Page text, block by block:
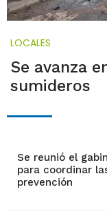
LOCALES
Se avanza
sumideros
Se reunió el
para coordinar
prevención